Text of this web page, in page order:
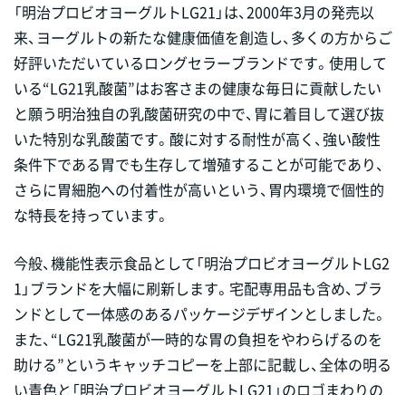
「明治プロビオヨーグルトLG21」は、2000年3月の発売以
来、ヨーグルトの新たな健康価値を創造し、多くの方からご
好評いただいているロングセラーブランドです。使用して
いる“LG21乳酸菌”はお客さまの健康な毎日に貢献したい
と願う明治独自の乳酸菌研究の中で、胃に着目して選び抜
いた特別な乳酸菌です。酸に対する耐性が高く、強い酸性
条件下である胃でも生存して増殖することが可能であり、
さらに胃細胞への付着性が高いという、胃内環境で個性的
な特長を持っています。
今般、機能性表示食品として「明治プロビオヨーグルトLG2
1」ブランドを大幅に刷新します。宅配専用品も含め、ブラ
ンドとして一体感のあるパッケージデザインとしました。
また、“LG21乳酸菌が一時的な胃の負担をやわらげるのを
助ける”というキャッチコピーを上部に記載し、全体の明る
い青色と「明治プロビオヨーグルトLG21」のロゴまわりの